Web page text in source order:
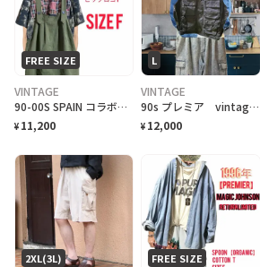
FREE SIZE
VINTAGE
90-00S SPAIN コラボHTC crack ワッペンビックロゴ55STG T
¥ 11,200
L
VINTAGE
90s プレミア vintage USAAIR force TYPE C-1ベスト L
¥ 12,000
2XL(3L) FREE SIZE